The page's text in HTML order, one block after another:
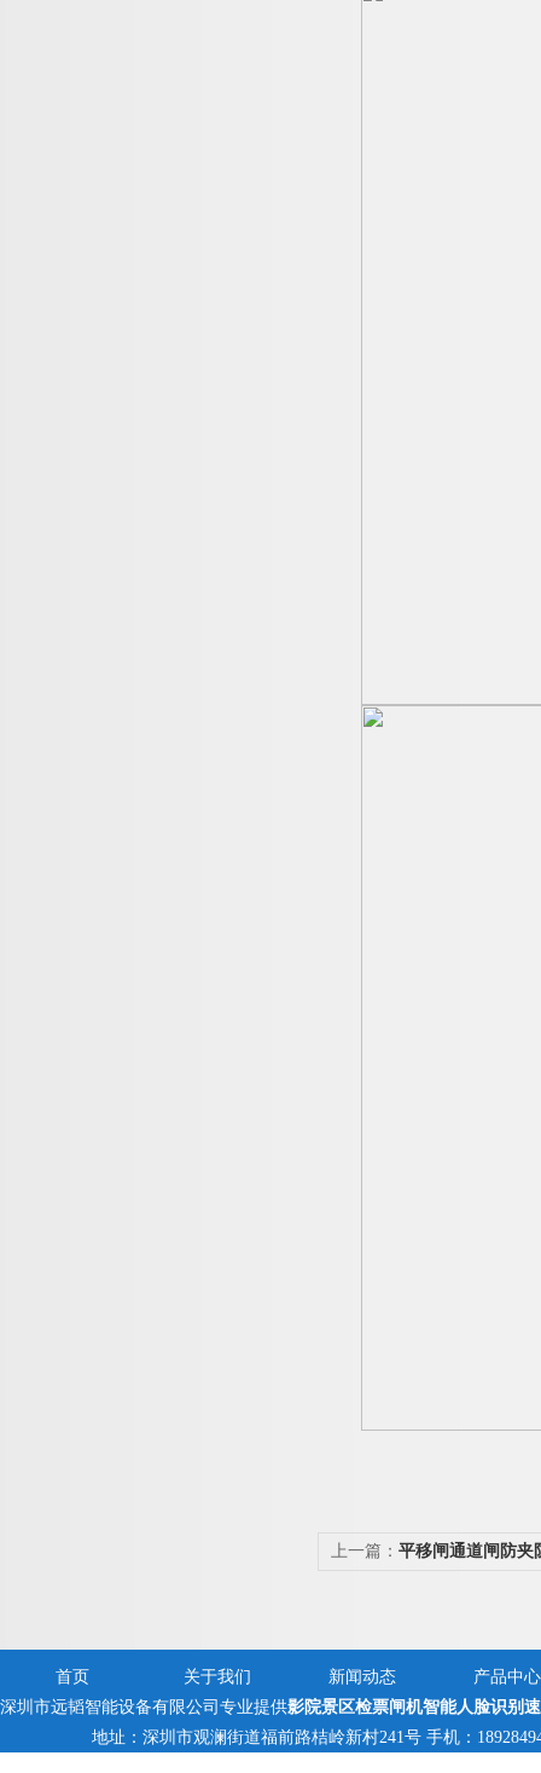
上一篇： 平移闸通道闸防夹
首页 关于我们 新闻动态
产品中心
深圳市远韬智能设备有限公司专业提供影院景区检票闸机智能人脸识别
地址：深圳市观澜街道福前路桔岭新村241号 手机：